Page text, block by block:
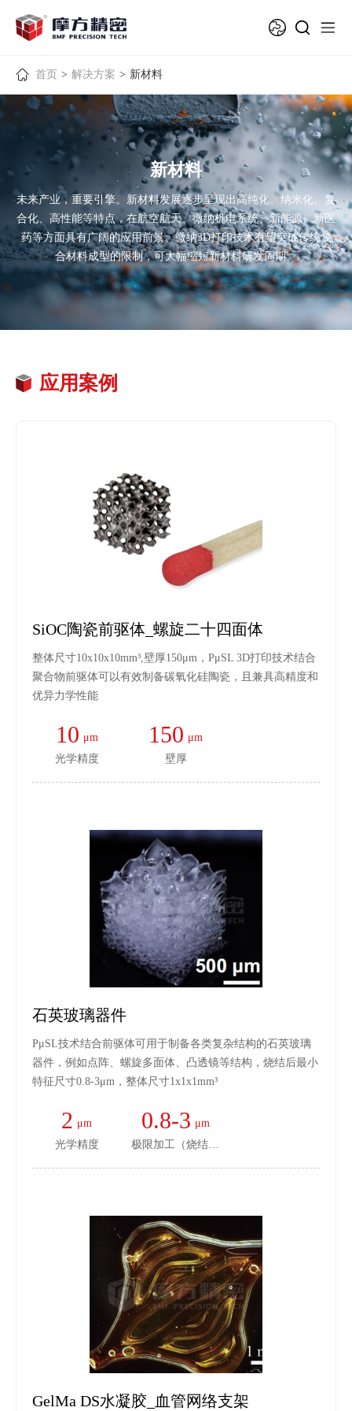
首页 > 解决方案 > 新材料
新材料
未来产业，重要引擎。新材料发展逐步呈现出高纯化、纳米化、复
合化、高性能等特点，在航空航天、微纳机电系统、新能源、新医
药等方面具有广阔的应用前景。微纳3D打印技术有望突破传统复
合材料成型的限制，可大幅缩短新材料研发周期。
应用案例
SiOC陶瓷前驱体_螺旋二十四面体
整体尺寸10x10x10mm³,壁厚150μm，PμSL 3D打印技术结合
聚合物前驱体可以有效制备碳氧化硅陶瓷，且兼具高精度和
优异力学性能
10 μm
光学精度
150 μm
壁厚
石英玻璃器件
PμSL技术结合前驱体可用于制备各类复杂结构的石英玻璃
器件，例如点阵、螺旋多面体、凸透镜等结构，烧结后最小
特征尺寸0.8-3μm，整体尺寸1x1x1mm³
2 μm
光学精度
0.8-3 μm
极限加工（烧结后）
GelMa DS水凝胶_血管网络支架